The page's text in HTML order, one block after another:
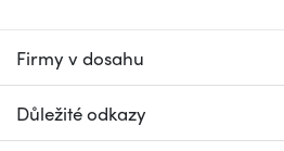
Firmy v dosahu
Důležité odkazy